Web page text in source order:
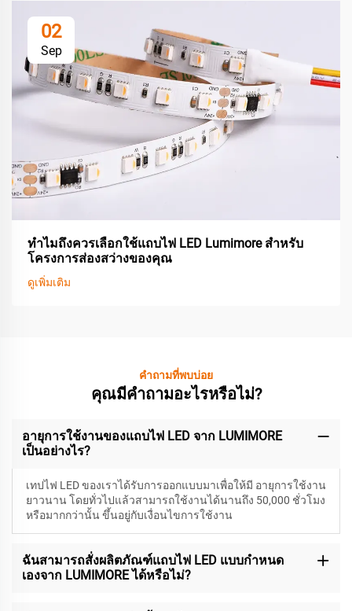
02
Sep
ทำไมถึงควรเลือกใช้แถบไฟ LED Lumimore สำหรับ
โครงการส่องสว่างของคุณ
ดูเพิ่มเติม
คำถามที่พบบ่อย
คุณมีคำถามอะไรหรือไม่?
อายุการใช้งานของแถบไฟ LED จาก LUMIMORE
เป็นอย่างไร?
เทปไฟ LED ของเราได้รับการออกแบบมาเพื่อให้มี อายุการใช้งาน
ยาวนาน โดยทั่วไปแล้วสามารถใช้งานได้นานถึง 50,000 ชั่วโมง
หรือมากกว่านั้น ขึ้นอยู่กับเงื่อนไขการใช้งาน
ฉันสามารถสั่งผลิตภัณฑ์แถบไฟ LED แบบกำหนด
เองจาก LUMIMORE ได้หรือไม่?